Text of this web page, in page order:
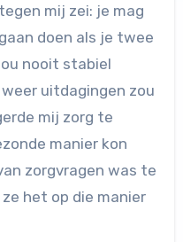
doen als je twee
nooit stabiel
uitdagingen zou
mij zorg te
manier kon
zorgvragen was te
het op die manier